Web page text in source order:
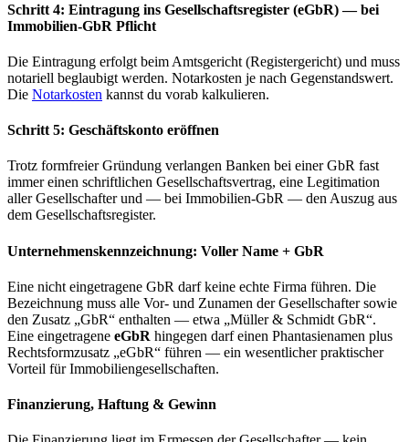
Schritt 4: Eintragung ins Gesellschaftsregister (eGbR) — bei
Immobilien-GbR Pflicht
Die Eintragung erfolgt beim Amtsgericht (Registergericht) und muss
notariell beglaubigt werden. Notarkosten je nach Gegenstandswert.
Die Notarkosten kannst du vorab kalkulieren.
Schritt 5: Geschäftskonto eröffnen
Trotz formfreier Gründung verlangen Banken bei einer GbR fast
immer einen schriftlichen Gesellschaftsvertrag, eine Legitimation
aller Gesellschafter und — bei Immobilien-GbR — den Auszug aus
dem Gesellschaftsregister.
Unternehmenskennzeichnung: Voller Name + GbR
Eine nicht eingetragene GbR darf keine echte Firma führen. Die
Bezeichnung muss alle Vor- und Zunamen der Gesellschafter sowie
den Zusatz „GbR“ enthalten — etwa „Müller & Schmidt GbR“.
Eine eingetragene eGbR hingegen darf einen Phantasienamen plus
Rechtsformzusatz „eGbR“ führen — ein wesentlicher praktischer
Vorteil für Immobiliengesellschaften.
Finanzierung, Haftung & Gewinn